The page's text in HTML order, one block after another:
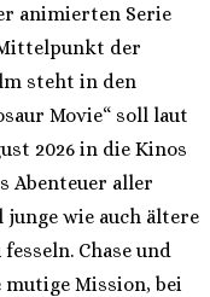
animierten Serie
der
steht in den
Movie“ soll laut
2026 in die Kinos
Abenteuer aller
wie auch ältere
Chase und
mutige Mission, bei